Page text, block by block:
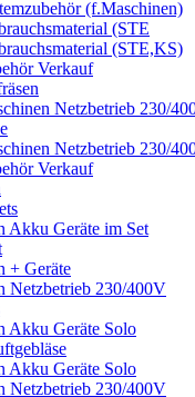
(f.Maschinen)
(STE
(STE,KS)
Verkauf
Netzbetrieb 230/
Netzbetrieb 230/
Verkauf
Akku Geräte im Set
+ Geräte
Netzbetrieb 230/400V
Akku Geräte Solo
Akku Geräte Solo
Netzbetrieb 230/400V